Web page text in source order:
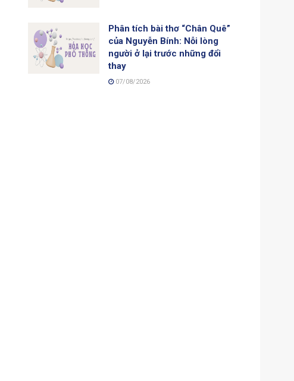
Phân tích bài thơ “Chân Quê”
của Nguyễn Bính: Nỗi lòng
người ở lại trước những đổi
thay
07/08/2026